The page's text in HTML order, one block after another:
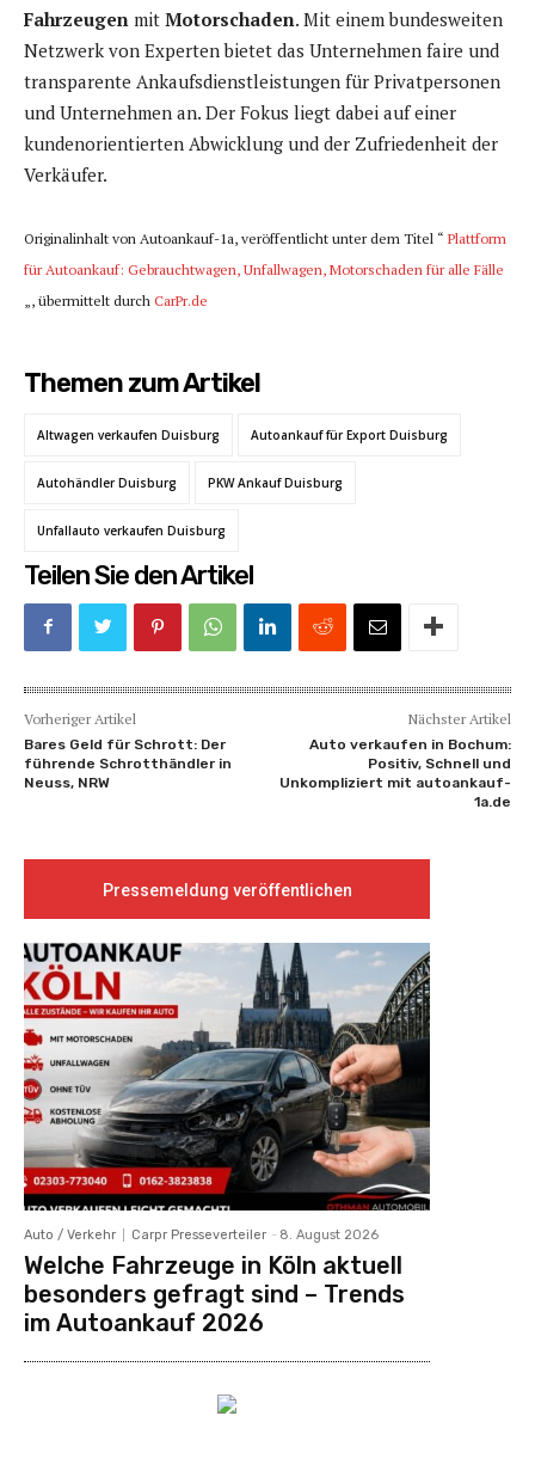
Fahrzeugen mit Motorschaden. Mit einem bundesweiten
Netzwerk von Experten bietet das Unternehmen faire und
transparente Ankaufsdienstleistungen für Privatpersonen
und Unternehmen an. Der Fokus liegt dabei auf einer
kundenorientierten Abwicklung und der Zufriedenheit der
Verkäufer.
Originalinhalt von Autoankauf-1a, veröffentlicht unter dem Titel “ Plattform
für Autoankauf: Gebrauchtwagen, Unfallwagen, Motorschaden für alle Fälle
„, übermittelt durch CarPr.de
Themen zum Artikel
Altwagen verkaufen Duisburg Autoankauf für Export Duisburg
Autohändler Duisburg PKW Ankauf Duisburg
Unfallauto verkaufen Duisburg
Teilen Sie den Artikel
Vorheriger Artikel
Bares Geld für Schrott: Der
führende Schrotthändler in
Neuss, NRW
Nächster Artikel
Auto verkaufen in Bochum:
Positiv, Schnell und
Unkompliziert mit autoankauf-
1a.de
Pressemeldung veröffentlichen
Auto / Verkehr Carpr Presseverteiler - 8. August 2026
Welche Fahrzeuge in Köln aktuell
besonders gefragt sind – Trends
im Autoankauf 2026